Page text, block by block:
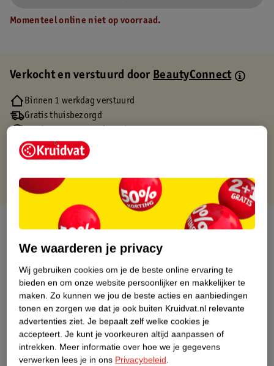
Momenteel online niet op voorraad.
Verkocht en verstuurd doorBeautyConnect
Binnen 1 werkdag verstuurd
Gratis thuisbezorgd
Gratis punten met je Kruidvat kaart
Over dit product
Productinformatie
Nature Impact Score
Dit product heeft (nog) geen Nature
Impact Score.
Meer informatie
We waarderen je privacy
Wij gebruiken cookies om je de beste online ervaring te
bieden en om onze website persoonlijker en makkelijker te
maken. Zo kunnen we jou de beste acties en aanbiedingen
tonen en zorgen we dat je ook buiten Kruidvat.nl relevante
advertenties ziet. Je bepaalt zelf welke cookies je
accepteert. Je kunt je voorkeuren altijd aanpassen of
intrekken. Meer informatie over hoe we je gegevens
verwerken lees je in ons Privacybeleid.